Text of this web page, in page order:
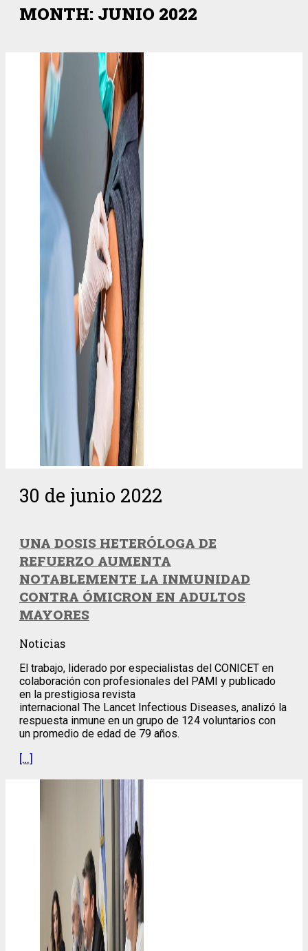
MONTH: JUNIO 2022
30 de junio 2022
UNA DOSIS HETERÓLOGA DE
REFUERZO AUMENTA
NOTABLEMENTE LA INMUNIDAD
CONTRA ÓMICRON EN ADULTOS
MAYORES
Noticias
El trabajo, liderado por especialistas del CONICET en
colaboración con profesionales del PAMI y publicado
en la prestigiosa revista
internacional The Lancet Infectious Diseases, analizó la
respuesta inmune en un grupo de 124 voluntarios con
un promedio de edad de 79 años.
[…]